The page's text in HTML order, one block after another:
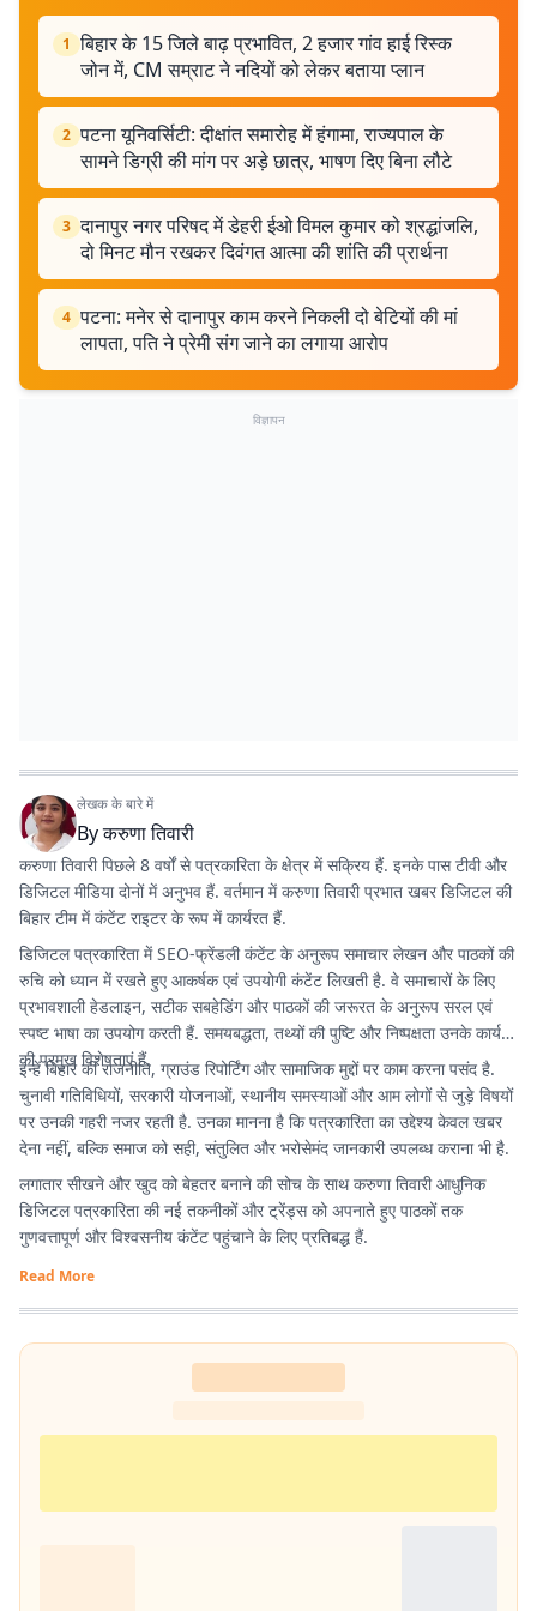
1 बिहार के 15 जिले बाढ़ प्रभावित, 2 हजार गांव हाई रिस्क
जोन में, CM सम्राट ने नदियों को लेकर बताया प्लान
2 पटना यूनिवर्सिटी: दीक्षांत समारोह में हंगामा, राज्यपाल के
सामने डिग्री की मांग पर अड़े छात्र, भाषण दिए बिना लौटे
3 दानापुर नगर परिषद में डेहरी ईओ विमल कुमार को श्रद्धांजलि,
दो मिनट मौन रखकर दिवंगत आत्मा की शांति की प्रार्थना
4 पटना: मनेर से दानापुर काम करने निकली दो बेटियों की मां
लापता, पति ने प्रेमी संग जाने का लगाया आरोप
विज्ञापन
लेखक के बारे में
Byकरुणा तिवारी
करुणा तिवारी पिछले 8 वर्षों से पत्रकारिता के क्षेत्र में सक्रिय हैं. इनके पास टीवी और
डिजिटल मीडिया दोनों में अनुभव हैं. वर्तमान में करुणा तिवारी प्रभात खबर डिजिटल की
बिहार टीम में कंटेंट राइटर के रूप में कार्यरत हैं.
डिजिटल पत्रकारिता में SEO-फ्रेंडली कंटेंट के अनुरूप समाचार लेखन और पाठकों की
रुचि को ध्यान में रखते हुए आकर्षक एवं उपयोगी कंटेंट लिखती है. वे समाचारों के लिए
प्रभावशाली हेडलाइन, सटीक सबहेडिंग और पाठकों की जरूरत के अनुरूप सरल एवं
स्पष्ट भाषा का उपयोग करती हैं. समयबद्धता, तथ्यों की पुष्टि और निष्पक्षता उनके कार्य
की प्रमुख विशेषताएं हैं.
इन्हें बिहार की राजनीति, ग्राउंड रिपोर्टिंग और सामाजिक मुद्दों पर काम करना पसंद है.
चुनावी गतिविधियों, सरकारी योजनाओं, स्थानीय समस्याओं और आम लोगों से जुड़े विषयों
पर उनकी गहरी नजर रहती है. उनका मानना है कि पत्रकारिता का उद्देश्य केवल खबर
देना नहीं, बल्कि समाज को सही, संतुलित और भरोसेमंद जानकारी उपलब्ध कराना भी है.
लगातार सीखने और खुद को बेहतर बनाने की सोच के साथ करुणा तिवारी आधुनिक
डिजिटल पत्रकारिता की नई तकनीकों और ट्रेंड्स को अपनाते हुए पाठकों तक
गुणवत्तापूर्ण और विश्वसनीय कंटेंट पहुंचाने के लिए प्रतिबद्ध हैं.
Read More